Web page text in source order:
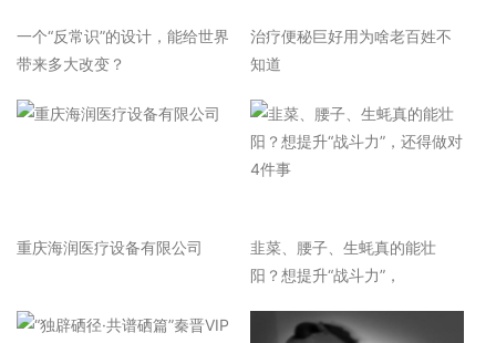
一个“反常识”的设计，能给世界
带来多大改变？
治疗便秘巨好用为啥老百姓不
知道
重庆海润医疗设备有限公司
韭菜、腰子、生蚝真的能壮
阳？想提升“战斗力”，